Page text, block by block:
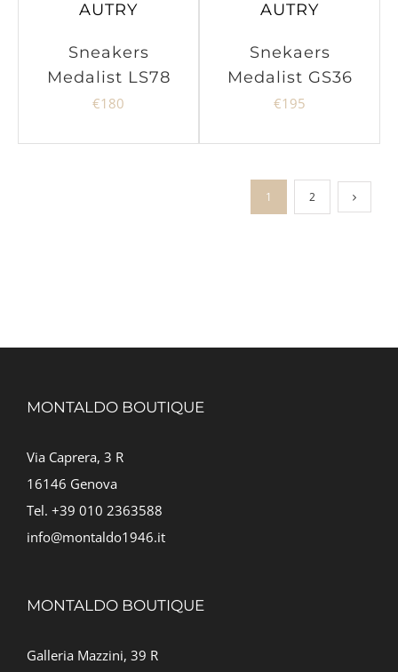
AUTRY
Sneakers
Medalist LS78
€180
AUTRY
Snekaers
Medalist GS36
€195
1 2
MONTALDO BOUTIQUE
Via Caprera, 3 R
16146 Genova
Tel. +39 010 2363588
info@montaldo1946.it
MONTALDO BOUTIQUE
Galleria Mazzini, 39 R